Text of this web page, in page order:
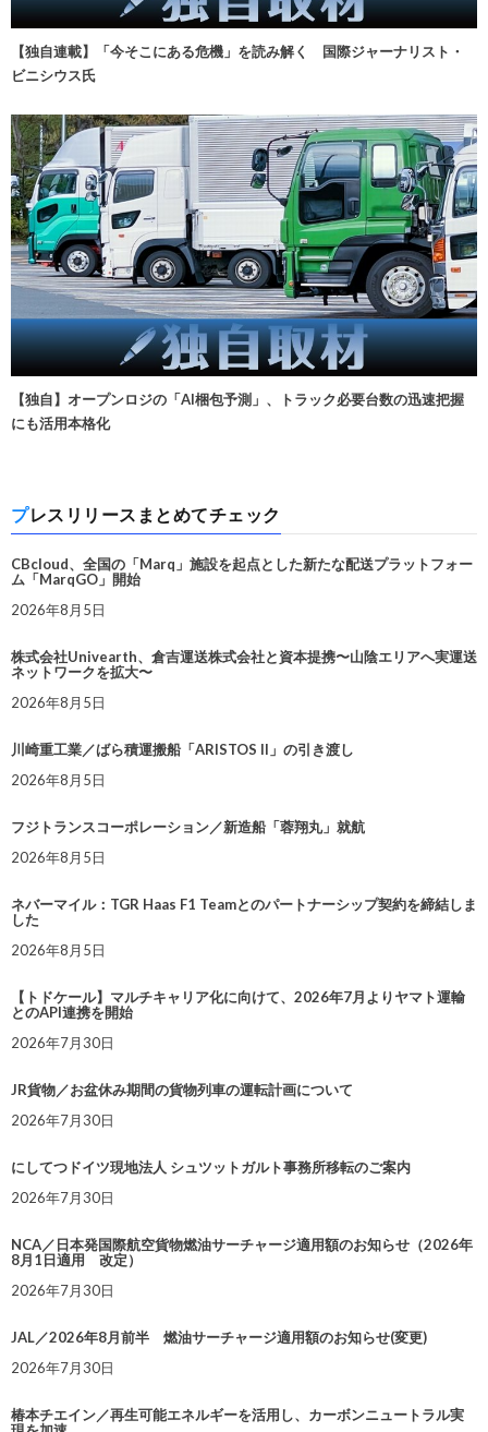
【独自連載】「今そこにある危機」を読み解く 国際ジャーナリスト・
ビニシウス氏
【独自】オープンロジの「AI梱包予測」、トラック必要台数の迅速把握
にも活用本格化
プレスリリースまとめてチェック
CBcloud、全国の「Marq」施設を起点とした新たな配送プラットフォー
ム「MarqGO」開始
2026年8月5日
株式会社Univearth、倉吉運送株式会社と資本提携〜山陰エリアへ実運送
ネットワークを拡大〜
2026年8月5日
川崎重工業／ばら積運搬船「ARISTOS II」の引き渡し
2026年8月5日
フジトランスコーポレーション／新造船「蓉翔丸」就航
2026年8月5日
ネバーマイル：TGR Haas F1 Teamとのパートナーシップ契約を締結しま
した
2026年8月5日
【トドケール】マルチキャリア化に向けて、2026年7月よりヤマト運輸
とのAPI連携を開始
2026年7月30日
JR貨物／お盆休み期間の貨物列車の運転計画について
2026年7月30日
にしてつドイツ現地法人 シュツットガルト事務所移転のご案内
2026年7月30日
NCA／日本発国際航空貨物燃油サーチャージ適用額のお知らせ（2026年
8月1日適用 改定）
2026年7月30日
JAL／2026年8月前半 燃油サーチャージ適用額のお知らせ(変更)
2026年7月30日
椿本チエイン／再生可能エネルギーを活用し、カーボンニュートラル実